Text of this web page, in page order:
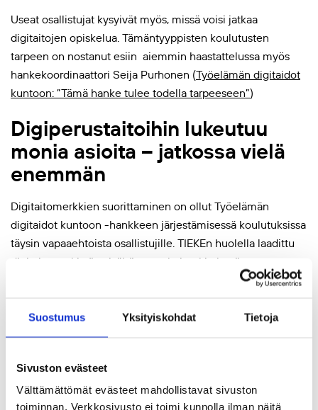
Suostumus Yksityiskohdat Tietoja
Sivuston evästeet
Välttämättömät evästeet mahdollistavat sivuston
toiminnan. Verkkosivusto ei toimi kunnolla ilman näitä
Useat osallistujat kysyivät myös, missä voisi jatkaa
digitaitojen opiskelua. Tämäntyyppisten koulutusten
tarpeen on nostanut esiin aiemmin haastattelussa myös
hankekoordinaattori Seija Purhonen (Työelämän digitaidot
kuntoon: ”Tämä hanke tulee todella tarpeeseen”)
Digiperustaitoihin lukeutuu
monia asioita – jatkossa vielä
enemmän
Digitaitomerkkien suorittaminen on ollut Työelämän
digitaidot kuntoon -hankkeen järjestämisessä koulutuksissa
täysin vapaaehtoista osallistujille. TIEKEn huolella laadittu
digitaitomerkistön sisältö antaa kuitenkin hyvän rungon
koulutuksille, vaikka oppijat eivät päätyisi suorittamaan
huolehtiminen – laitteiden valinnasta sekä keskeisten
ohjelmien ja sovellusten käytöstä aina tiedon
luotettavuuden arviointiin, tietoturva- ja